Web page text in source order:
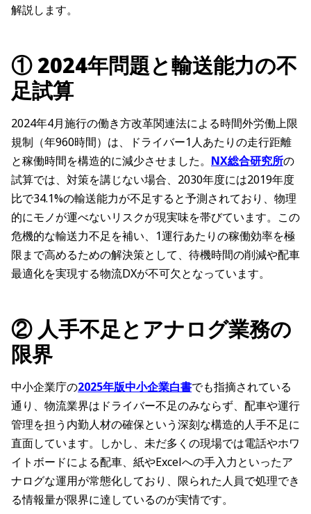
解説します。
① 2024年問題と輸送能力の不
足試算
2024年4月施行の働き方改革関連法による時間外労働上限
規制（年960時間）は、ドライバー1人あたりの走行距離
と稼働時間を構造的に減少させました。 NX総合研究所の
試算では、対策を講じない場合、2030年度には2019年度
比で34.1%の輸送能力が不足すると予測されており、物理
的にモノが運べないリスクが現実味を帯びています。この
危機的な輸送力不足を補い、1運行あたりの稼働効率を極
限まで高めるための解決策として、待機時間の削減や配車
最適化を実現する物流DXが不可欠となっています。
② 人手不足とアナログ業務の
限界
中小企業庁の2025年版中小企業白書でも指摘されている
通り、物流業界はドライバー不足のみならず、配車や運行
管理を担う内勤人材の確保という深刻な構造的人手不足に
直面しています。しかし、未だ多くの現場では電話やホワ
イトボードによる配車、紙やExcelへの手入力といったア
ナログな運用が常態化しており、限られた人員で処理でき
る情報量が限界に達しているのが実情です。